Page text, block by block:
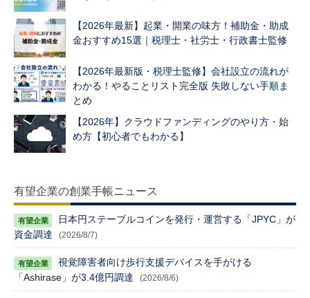
【2026年最新】起業・開業の味方！補助金・助成
金おすすめ15選｜税理士・社労士・行政書士監修
【2026年最新版・税理士監修】会社設立の流れが
わかる！やることリスト完全版 失敗しない手順ま
とめ
【2026年】クラウドファンディングのやり方・始
め方【初心者でもわかる】
有望企業の創業手帳ニュース
日本円ステーブルコインを発行・運営する「JPYC」が
資金調達
(2026/8/7)
視覚障害者向け歩行支援デバイスを手がける
「Ashirase」が3.4億円調達
(2026/8/6)